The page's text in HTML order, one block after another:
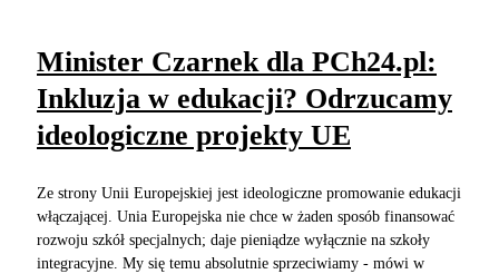
Minister Czarnek dla PCh24.pl:
Inkluzja w edukacji? Odrzucamy
ideologiczne projekty UE
Ze strony Unii Europejskiej jest ideologiczne promowanie edukacji
włączającej. Unia Europejska nie chce w żaden sposób finansować
rozwoju szkół specjalnych; daje pieniądze wyłącznie na szkoły
integracyjne. My się temu absolutnie sprzeciwiamy - mówi w